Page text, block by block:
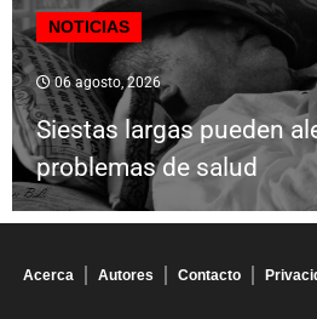
NOTICIAS
06 agosto, 2026
Siestas largas pueden
problemas de salud
Acerca Autores Contacto